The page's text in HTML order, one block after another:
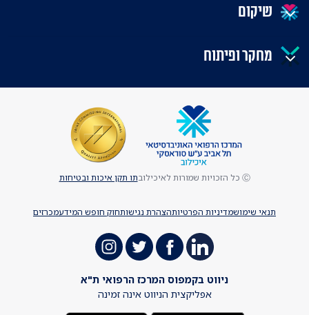
שיקום
מחקר ופיתוח
תנאי שימושמדיניות הפרטיותהצהרת נגישותחוק חופש המידעמכרזים
Ⓒ כל הזכויות שמורות לאיכילוב תו תקן איכות ובטיחות
ניווט בקמפוס המרכז הרפואי ת"א
אפליקצית הניווט אינה זמינה